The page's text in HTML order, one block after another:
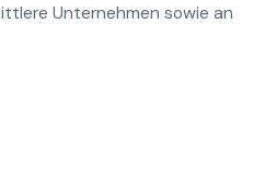
Unternehmen sowie an